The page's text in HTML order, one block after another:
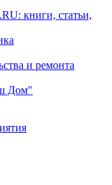
книги, статьи,
и ремонта
Дом"